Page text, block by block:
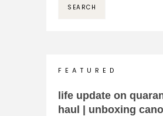
F E A T U R E D
life update on
haul | unboxing